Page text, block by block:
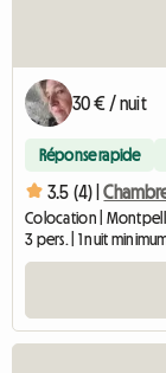
30 € / nuit
Réponse rapide
3.5 (4) |
Colocation |
3 pers. | 1 nuit